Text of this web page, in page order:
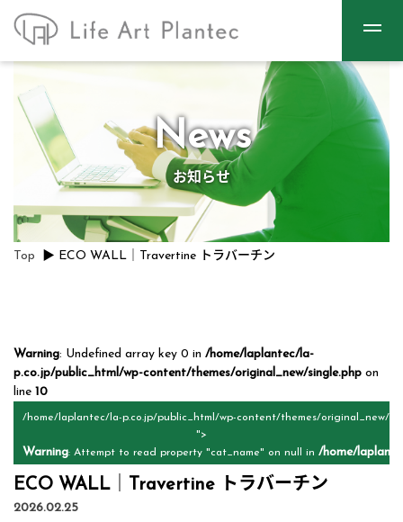
News
お知らせ
Top ▶ ECO WALL｜Travertine トラバーチン
Warning: Undefined array key 0 in /home/laplantec/la-
p.co.jp/public_html/wp-content/themes/original_new/single.php on
line 10
/home/laplantec/la-p.co.jp/public_html/wp-content/themes/original_new/
">
Warning: Attempt to read property "cat_name" on null in /home/
ECO WALL｜Travertine トラバーチン
2026.02.25